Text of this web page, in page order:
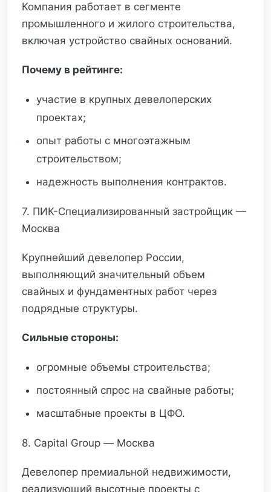
Компания работает в сегменте
промышленного и жилого строительства,
включая устройство свайных оснований.
Почему в рейтинге:
участие в крупных девелоперских
проектах;
опыт работы с многоэтажным
строительством;
надежность выполнения контрактов.
7. ПИК-Специализированный застройщик —
Москва
Крупнейший девелопер России,
выполняющий значительный объем
свайных и фундаментных работ через
подрядные структуры.
Сильные стороны:
огромные объемы строительства;
постоянный спрос на свайные работы;
масштабные проекты в ЦФО.
8. Capital Group — Москва
Девелопер премиальной недвижимости,
реализующий высотные проекты с